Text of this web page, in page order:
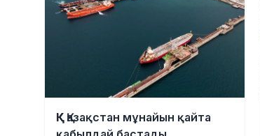
ҚҚК Қазақстан мұнайын қайта